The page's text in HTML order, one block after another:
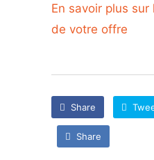
En savoir plus
de votre offre
Share
Share